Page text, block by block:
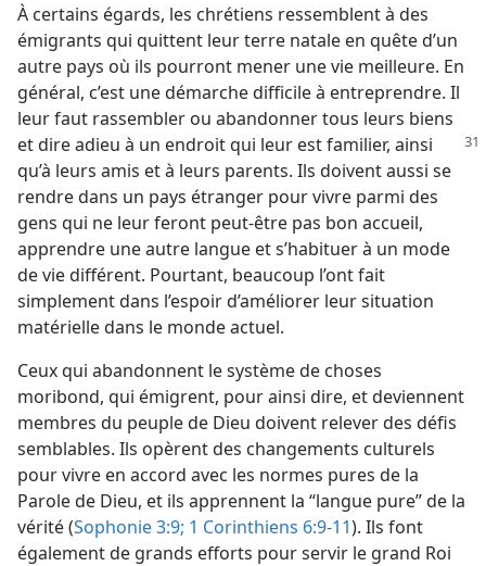
À certains égards, les chrétiens ressemblent à des
émigrants qui quittent leur terre natale en quête d’un
autre pays où ils pourront mener une vie meilleure. En
général, c’est une démarche difficile à entreprendre. Il
leur faut rassembler ou abandonner tous leurs biens
et direadieu à un endroit qui leur est familier, ainsi
qu’à leurs amis et à leurs parents. Ils doivent aussi se
rendre dans un pays étranger pour vivre parmi des
gens qui ne leur feront peut-être pas bon accueil,
apprendre une autre langue et s’habituer à un mode
de vie différent. Pourtant, beaucoup l’ont fait
simplement dans l’espoir d’améliorer leur situation
matérielle dans le monde actuel.
Ceux qui abandonnent le système de choses
moribond, qui émigrent, pour ainsi dire, et deviennent
membres du peuple de Dieu doivent relever des défis
semblables. Ils opèrent des changements culturels
pour vivre en accord avec les normes pures de la
Parole de Dieu, et ils apprennent la “langue pure” de la
vérité (Sophonie 3:9; 1 Corinthiens 6:9-11). Ils font
également de grands efforts pour servir le grand Roi